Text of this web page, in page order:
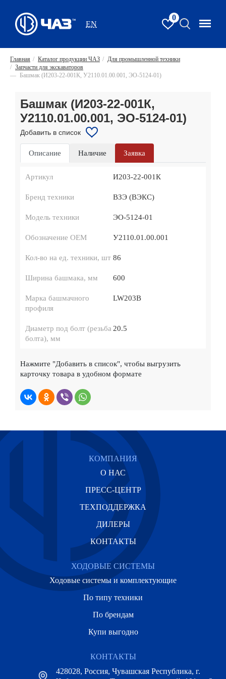
EN
0
Главная / Каталог продукции ЧАЗ / Для промышленной техники
/ Запчасти для экскаваторов
— Башмак (И203-22-001К, У2110.01.00.001, ЭО-5124-01)
Башмак (И203-22-001К,
У2110.01.00.001, ЭО-5124-01)
Добавить в список
Описание Наличие Заявка
Артикул И203-22-001К
Бренд техники ВЗЭ (ВЭКС)
Модель техники ЭО-5124-01
Обозначение ОЕМ У2110.01.00.001
Кол-во на ед. техники, шт 86
Ширина башмака, мм 600
Марка башмачного
профиля
LW203B
Диаметр под болт (резьба
болта), мм
20.5
Нажмите "Добавить в список", чтобы выгрузить
карточку товара в удобном формате
КОМПАНИЯ
О НАС
ПРЕСС-ЦЕНТР
ТЕХПОДДЕРЖКА
ДИЛЕРЫ
КОНТАКТЫ
ХОДОВЫЕ СИСТЕМЫ
Ходовые системы и комплектующие
По типу техники
По брендам
Купи выгодно
КОНТАКТЫ
428028, Россия, Чувашская Республика, г.